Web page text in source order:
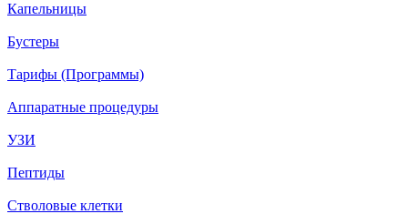
Капельницы
Бустеры
Тарифы (Программы)
Аппаратные процедуры
УЗИ
Пептиды
Стволовые клетки